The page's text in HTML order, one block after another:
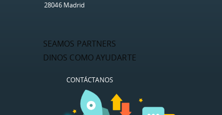
28046 Madrid
SEAMOS PARTNERS
DINOS COMO AYUDARTE
CONTÁCTANOS